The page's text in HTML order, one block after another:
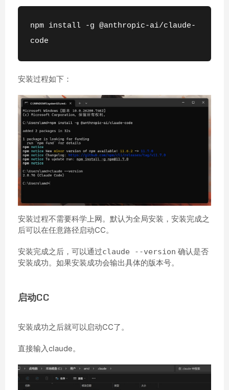
npm install -g @anthropic-ai/claude-
code
安装过程如下：
安装过程不需要科学上网。默认为全局安装，安装完成之
后可以在任意路径启动CC。
安装完成之后，可以通过claude --version 确认是否
安装成功。如果安装成功会输出具体的版本号。
启动CC
安装成功之后就可以启动CC了。
直接输入claude。